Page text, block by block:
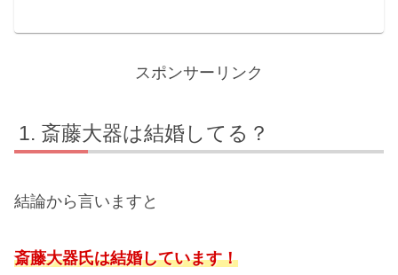
スポンサーリンク
斎藤大器は結婚してる？
結論から言いますと
斎藤大器氏は結婚しています！